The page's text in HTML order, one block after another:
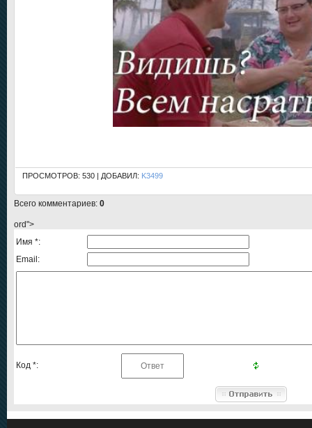
ПРОСМОТРОВ: 530 | ДОБАВИЛ: K3499
Всего комментариев: 0
ord">
Имя *:
Email:
Код *: